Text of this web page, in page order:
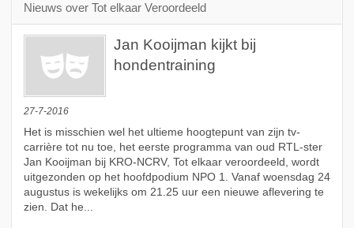
Nieuws over Tot elkaar Veroordeeld
Jan Kooijman kijkt bij
hondentraining
27-7-2016
Het is misschien wel het ultieme hoogtepunt van zijn tv-
carrière tot nu toe, het eerste programma van oud RTL-ster
Jan Kooijman bij KRO-NCRV, Tot elkaar veroordeeld, wordt
uitgezonden op het hoofdpodium NPO 1. Vanaf woensdag 24
augustus is wekelijks om 21.25 uur een nieuwe aflevering te
zien. Dat he...